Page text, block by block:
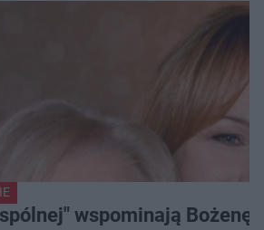
wspominają Bożenę